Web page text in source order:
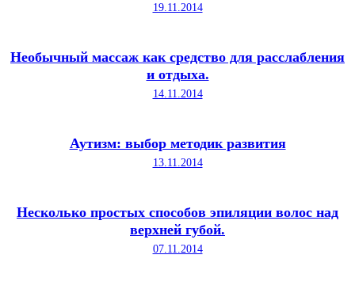
19.11.2014
Необычный массаж как средство для расслабления
и отдыха.
14.11.2014
Аутизм: выбор методик развития
13.11.2014
Несколько простых способов эпиляции волос над
верхней губой.
07.11.2014